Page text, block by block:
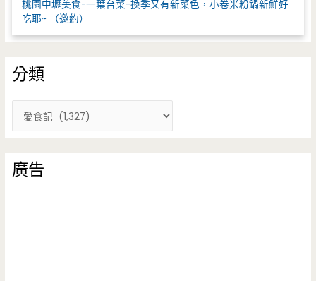
桃園中壢美食-一葉台菜-換季又有新菜色，小卷米粉鍋新鮮好
吃耶~ （邀約）
分類
類
廣告